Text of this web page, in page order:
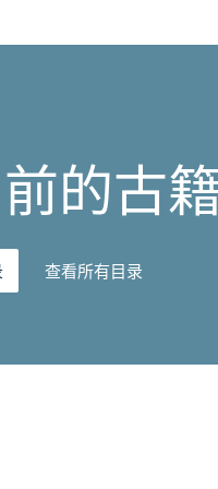
的古
查看所有目录